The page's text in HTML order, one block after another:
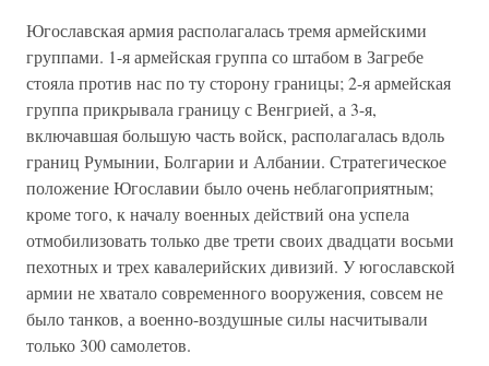
Югославская армия располагалась тремя армейскими
группами. 1-я армейская группа со штабом в Загребе
стояла против нас по ту сторону границы; 2-я армейская
группа прикрывала границу с Венгрией, а 3-я,
включавшая большую часть войск, располагалась вдоль
границ Румынии, Болгарии и Албании. Стратегическое
положение Югославии было очень неблагоприятным;
кроме того, к началу военных действий она успела
отмобилизовать только две трети своих двадцати восьми
пехотных и трех кавалерийских дивизий. У югославской
армии не хватало современного вооружения, совсем не
было танков, а военно-воздушные силы насчитывали
только 300 самолетов.